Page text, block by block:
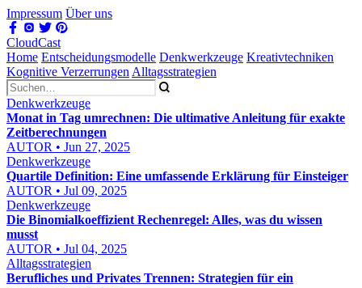
Impressum Über uns
CloudCast
Home Entscheidungsmodelle Denkwerkzeuge Kreativtechniken
Kognitive Verzerrungen Alltagsstrategien
Denkwerkzeuge
Monat in Tag umrechnen: Die ultimative Anleitung für exakte
Zeitberechnungen
AUTOR • Jun 27, 2025
Denkwerkzeuge
Quartile Definition: Eine umfassende Erklärung für Einsteiger
AUTOR • Jul 09, 2025
Denkwerkzeuge
Die Binomialkoeffizient Rechenregel: Alles, was du wissen
musst
AUTOR • Jul 04, 2025
Alltagsstrategien
Berufliches und Privates Trennen: Strategien für ein